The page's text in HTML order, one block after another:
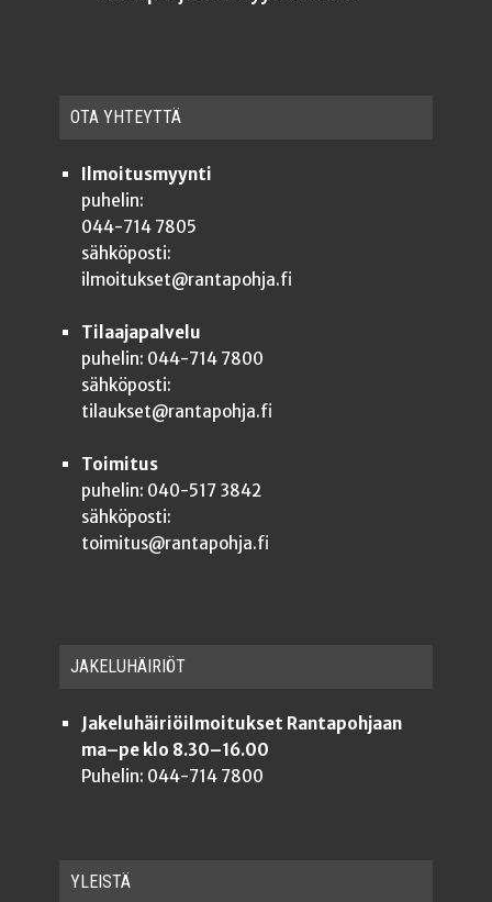
OTA YHTEYT­TÄ
Ilmoitusmyynti
puhelin:
044-714 7805
sähköposti:
ilmoitukset@rantapohja.fi
Tilaajapalvelu
puhelin: 044-714 7800
sähköposti:
tilaukset@rantapohja.fi
Toimitus
puhelin: 040-517 3842
sähköposti:
toimitus@rantapohja.fi
JAKE­LU­HÄI­RIÖT
Jakeluhäiriöilmoitukset Rantapohjaan
ma–pe klo 8.30–16.00
Puhelin: 044-714 7800
YLEISTÄ